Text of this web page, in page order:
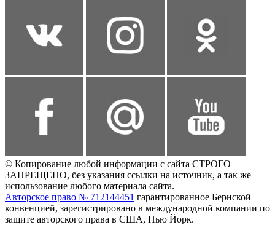
© Копирование любой информации с сайта СТРОГО
ЗАПРЕЩЕНО, без указания ссылки на источник, а так же
использование любого материала сайта.
Авторское право № 712144451 гарантированное Бернской
конвенцией, зарегистрировано в международной компании по
защите авторского права в США, Нью Йорк.